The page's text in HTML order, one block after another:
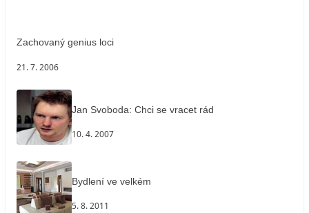
Zachovaný genius loci
21. 7. 2006
Jan Svoboda: Chci se vracet rád
10. 4. 2007
Bydlení ve velkém
5. 8. 2011